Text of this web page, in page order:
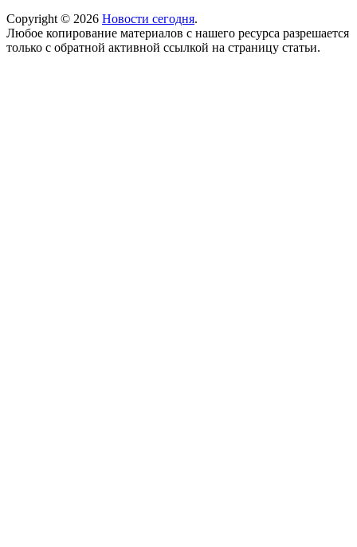
Copyright © 2026 Новости сегодня.
Любое копирование материалов с нашего ресурса разрешается
только с обратной активной ссылкой на страницу статьи.